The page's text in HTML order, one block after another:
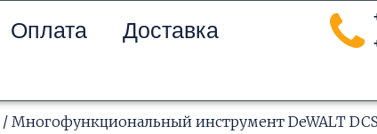
Оплата
Доставка
/ Многофункциональный инструмент DeWALT